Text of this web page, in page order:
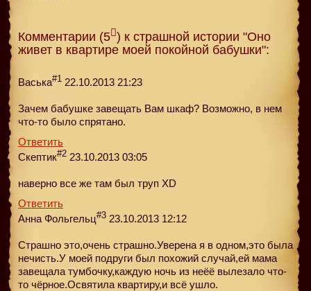
Комментарии (5 ) к страшной истории "Оно
живет в квартире моей покойной бабушки":
Васька#1 22.10.2013 21:23
Зачем бабушке завещать Вам шкаф? Возможно, в нем
что-то было спрятано.
Ответить
Скептик#2 23.10.2013 03:05
наверно все же там был труп XD
Ответить
Анна Фольгельц#3 23.10.2013 12:12
Страшно это,очень страшно.Уверена я в одном,это была
нечисть.У моей подруги был похожий случай,ей мама
завещала тумбочку,каждую ночь из неёё вылезало что-
то чёрное.Освятила квартиру,и всё ушло.